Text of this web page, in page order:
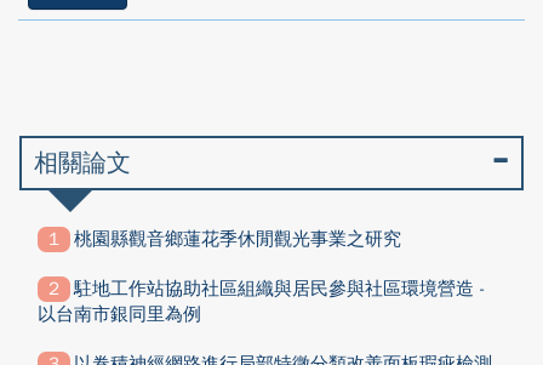
相關論文
桃園縣觀音鄉蓮花季休閒觀光事業之研究
駐地工作站協助社區組織與居民參與社區環境營造 -
以台南市銀同里為例